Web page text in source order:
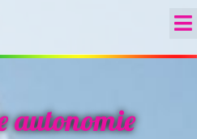
autonomie